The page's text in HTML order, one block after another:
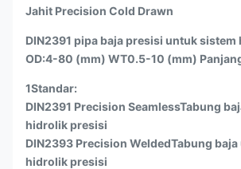
Jahit Precision Cold Drawn
DIN2391 pipa baja presisi untuk
OD:4-80 (mm) WT0.5-10 (mm)
1Standar:
DIN2391 Precision SeamlessTabung
hidrolik presisi
DIN2393 Precision WeldedTabung
hidrolik presisi